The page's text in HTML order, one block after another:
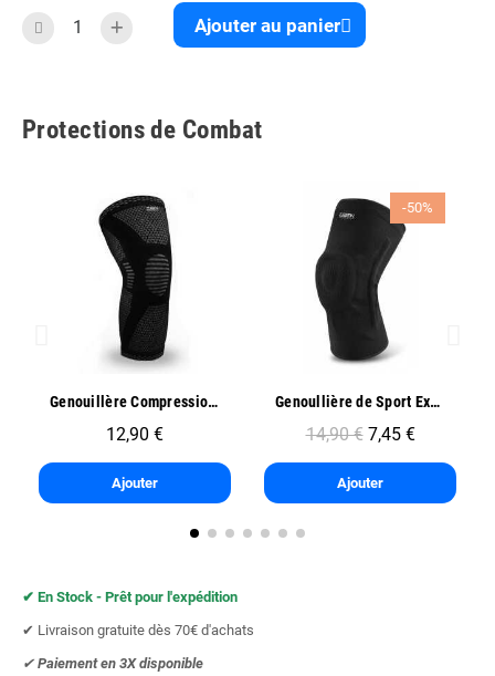
Ajouter au panier
Protections de Combat
Aperçu rapide Genouillère Compression Sport - Oben
12,90 €
Ajouter
Aperçu rapide
-50%
Genoullière de Sport Exo One - Oben
14,90 € 7,45 €
Ajouter
✔︎ En Stock - Prêt pour l'expédition
✔︎ Livraison gratuite dès 70€ d'achats
✔︎ Paiement en 3X disponible